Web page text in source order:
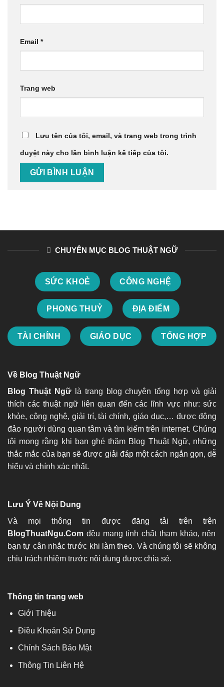
Email *
Trang web
Lưu tên của tôi, email, và trang web trong trình
duyệt này cho lần bình luận kế tiếp của tôi.
CHUYÊN MỤC BLOG THUẬT NGỮ
SỨC KHOẺ CÔNG NGHỆ
PHONG THUỶ ĐỊA ĐIỂM
TÀI CHÍNH GIÁO DỤC TỔNG HỢP
Về Blog Thuật Ngữ
Blog Thuật Ngữlà trang blog chuyên tổng hợp và giải
thích các thuật ngữ liên quan đến các lĩnh vực như: sức
khỏe, công nghệ, giải trí, tài chính, giáo dục,… được đông
đảo người dùng quan tâm và tìm kiếm trên internet. Chúng
tôi mong rằng khi bạn ghé thăm Blog Thuật Ngữ, những
thắc mắc của bạn sẽ được giải đáp một cách ngắn gọn, dễ
hiểu và chính xác nhất.
Lưu Ý Về Nội Dung
Và mọi thông tin được đăng tải trên trên
BlogThuatNgu.Com đều mang tính chất tham khảo, nên
bạn tự cân nhắc trước khi làm theo. Và chúng tôi sẽ không
chịu trách nhiệm trước nội dung được chia sẻ.
Thông tin trang web
Giới Thiệu
Điều Khoản Sử Dụng
Chính Sách Bảo Mật
Thông Tin Liên Hệ